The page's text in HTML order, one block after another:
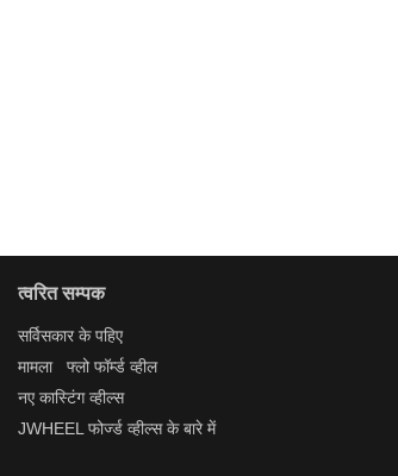
त्वरित सम्पक
सर्विसकार के पहिए
मामला
फ्लो फॉर्म्ड व्हील
नए कास्टिंग व्हील्स
JWHEEL फोर्ज्ड व्हील्स के बारे में